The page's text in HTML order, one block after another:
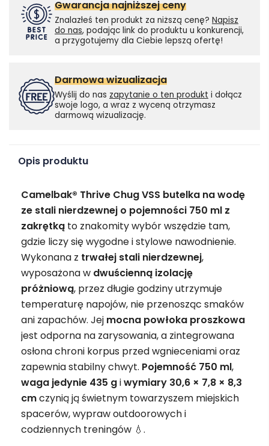
Gwarancja najniższej ceny
Znalazłeś ten produkt za niższą cenę? Napisz
do nas, podając link do produktu u konkurencji,
a przygotujemy dla Ciebie lepszą ofertę!
Darmowa wizualizacja
Wyślij do nas zapytanie o ten produkt i dołącz
swoje logo, a wraz z wyceną otrzymasz
darmową wizualizację.
Opis produktu
Camelbak® Thrive Chug VSS butelka na wodę
ze stali nierdzewnej o pojemności 750 ml z
zakrętką to znakomity wybór wszędzie tam,
gdzie liczy się wygodne i stylowe nawodnienie.
Wykonana z trwałej stali nierdzewnej,
wyposażona w dwuścienną izolację
próżniową, przez długie godziny utrzymuje
temperaturę napojów, nie przenosząc smaków
ani zapachów. Jej mocna powłoka proszkowa
jest odporna na zarysowania, a zintegrowana
osłona chroni korpus przed wgnieceniami oraz
zapewnia stabilny chwyt. Pojemność 750 ml,
waga jedynie 435 giwymiary 30,6 × 7,8 × 8,3
cmczynią ją świetnym towarzyszem miejskich
spacerów, wypraw outdoorowych i
codziennych treningów 💧.